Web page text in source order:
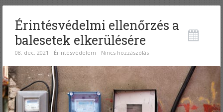
Érintésvédelmi ellenőrzés a
balesetek elkerülésére
08. dec. 2021 Érintésvédelem Nincs hozzászólás